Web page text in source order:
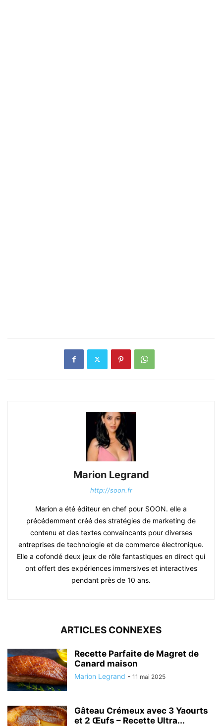
Marion Legrand
http://soon.fr
Marion a été éditeur en chef pour SOON. elle a
précédemment créé des stratégies de marketing de
contenu et des textes convaincants pour diverses
entreprises de technologie et de commerce électronique.
Elle a cofondé deux jeux de rôle fantastiques en direct qui
ont offert des expériences immersives et interactives
pendant près de 10 ans.
ARTICLES CONNEXES
Recette Parfaite de Magret de
Canard maison
Marion Legrand - 11 mai 2025
Gâteau Crémeux avec 3 Yaourts
et 2 Œufs – Recette Ultra...